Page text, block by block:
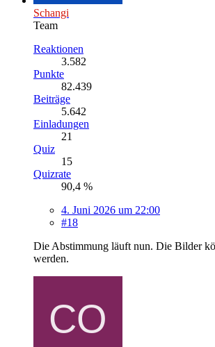
Schangi
Team
Reaktionen
3.582
Punkte
82.439
Beiträge
5.642
Einladungen
21
Quiz
15
Quizrate
90,4 %
4. Juni 2026 um 22:00
#18
Die Abstimmung läuft nun. Die Bilder
werden.